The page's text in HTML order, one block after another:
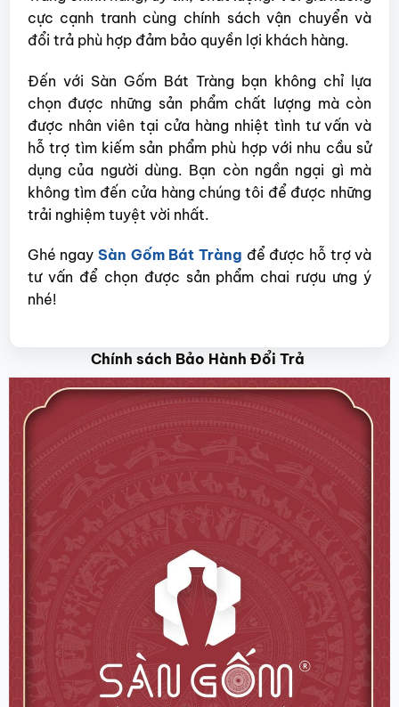
cực cạnh tranh cùng chính sách vận chuyển và
đổi trả phù hợp đảm bảo quyền lợi khách hàng.
Đến với Sàn Gốm Bát Tràng bạn không chỉ lựa
chọn được những sản phẩm chất lượng mà còn
được nhân viên tại cửa hàng nhiệt tình tư vấn và
hỗ trợ tìm kiếm sản phẩm phù hợp với nhu cầu sử
dụng của người dùng. Bạn còn ngần ngại gì mà
không tìm đến cửa hàng chúng tôi để được những
trải nghiệm tuyệt vời nhất.
Ghé ngaySàn Gốm Bát Tràng để được hỗ trợ và
tư vấn để chọn được sản phẩm chai rượu ưng ý
nhé!
Chính sách Bảo Hành Đổi Trả